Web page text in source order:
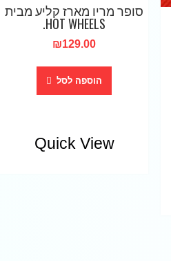
סופר מריו מארז קליע מבית
HOT WHEELS.
₪129.00
הוספה לסל
Quick View